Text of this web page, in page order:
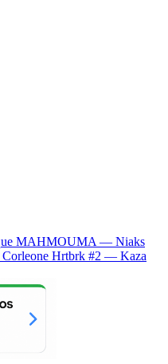
MAHMOUMA — Niaks
Hrtbrk #2 — Kaza